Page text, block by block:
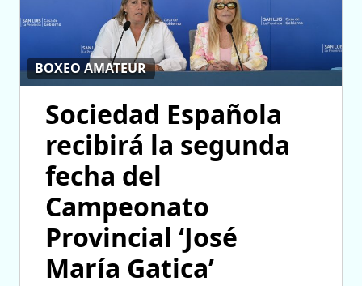
BOXEO AMATEUR
Sociedad Española
recibirá la segunda
fecha del
Campeonato
Provincial ‘José
María Gatica’